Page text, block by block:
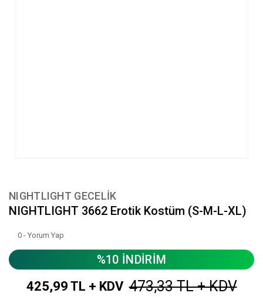
NIGHTLIGHT GECELİK
NIGHTLIGHT 3662 Erotik Kostüm (S-M-L-XL)
0 - Yorum Yap
%10 İNDİRİM
425,99 TL + KDV 473,33 TL + KDV